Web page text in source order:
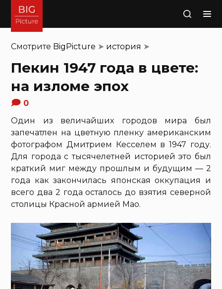
Поиск
Смотрите BigPicture ➤ история ➤
Пекин 1947 года в цвете:
на изломе эпох
0
Один из величайших городов мира был
запечатлен на цветную пленку американским
фотографом Дмитрием Кесселем в 1947 году.
Для города с тысячелетней историей это был
краткий миг между прошлым и будущим — 2
года как закончилась японская оккупация и
всего два 2 года осталось до взятия северной
столицы Красной армией Мао.